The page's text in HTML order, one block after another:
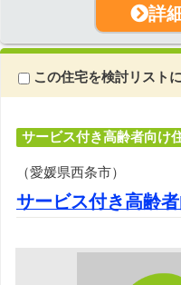
詳
この住宅を検討リスト
サービス付き高齢者向け
（愛媛県西条市）
サービス付き高齢